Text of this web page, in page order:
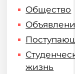
Общество
жизнь